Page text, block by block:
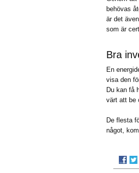
behövas
är det
som är
Bra
En
visa den
Du kan få
värt att be
De flesta
något,